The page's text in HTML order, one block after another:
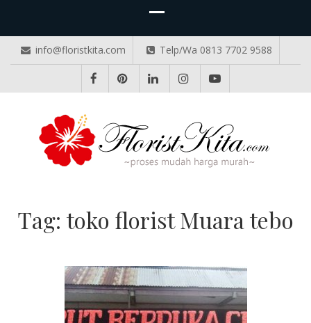
info@floristkita.com Telp/Wa 0813 7702 9588
Tag: toko florist Muara tebo